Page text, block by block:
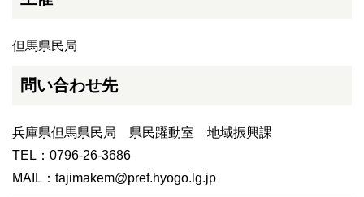
​但馬県民局
問い合わせ先
​兵庫県但馬県民局 県民躍動室 地域振興課
TEL：0796-26-3686
MAIL：tajimakem@pref.hyogo.lg.jp